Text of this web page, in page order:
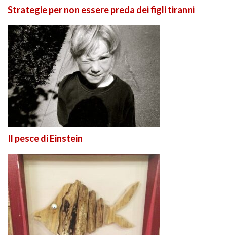
Strategie per non essere preda dei figli tiranni
Il pesce di Einstein